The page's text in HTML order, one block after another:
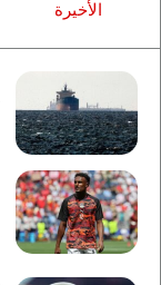
الأخيرة